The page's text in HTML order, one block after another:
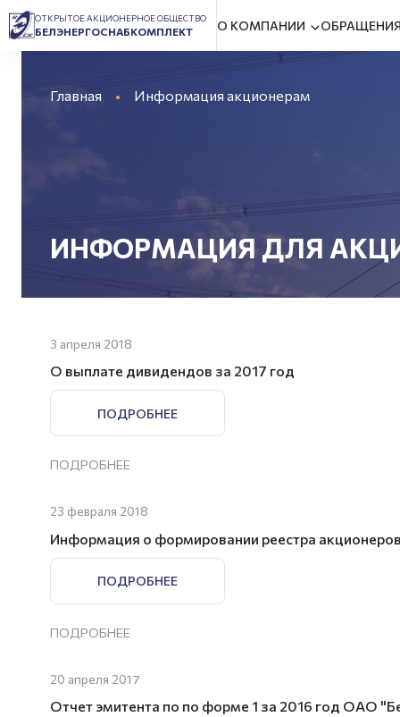
ОТКРЫТОЕ АКЦИОНЕРНОЕ ОБЩЕСТВО
БЕЛЭНЕРГОСНАБКОМПЛЕКТ О КОМПАНИИ
Главная Информация акционерам
ИНФОРМАЦИЯ ДЛЯ
3 апреля 2018
О выплате дивидендов за 2017 год
ПОДРОБНЕЕ
ПОДРОБНЕЕ
23 февраля 2018
Информация о формировании реестра
ПОДРОБНЕЕ
ПОДРОБНЕЕ
20 апреля 2017
Отчет эмитента по по форме 1 за 2016 год ОАО